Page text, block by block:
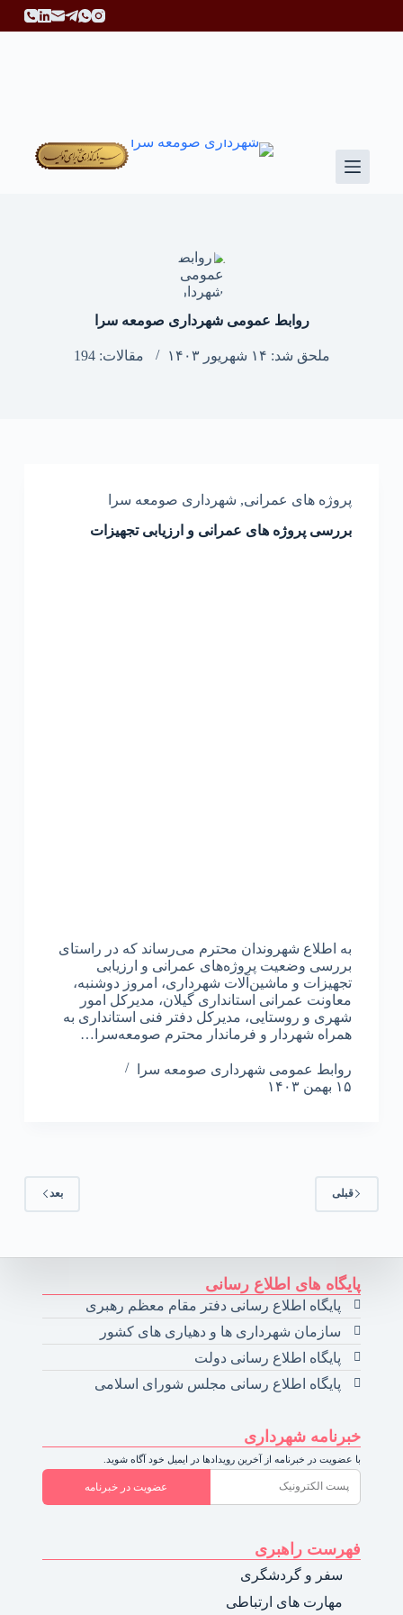
ر
روابط عمومی شهرداری صومعه سرا
ملحق شد: ۱۴ شهریور ۱۴۰۳ مقالات: 194
پروژه های عمرانی, شهرداری صومعه سرا
بررسی پروژه های عمرانی و ارزیابی تجهیزات
به اطلاع شهروندان محترم می‌رساند که در راستای
بررسی وضعیت پروژه‌های عمرانی و ارزیابی
تجهیزات و ماشین‌آلات شهرداری، امروز دوشنبه،
معاونت عمرانی استانداری گیلان، مدیرکل امور
شهری و روستایی، مدیرکل دفتر فنی استانداری به
همراه شهردار و فرماندار محترم صومعه‌سرا…
روابط عمومی شهرداری صومعه سرا
۱۵ بهمن ۱۴۰۳
قبلی بعد
پایگاه های اطلاع رسانی
پایگاه اطلاع رسانی دفتر مقام معظم رهبری
سازمان شهرداری ها و دهیاری های کشور
پایگاه اطلاع رسانی دولت
پایگاه اطلاع رسانی مجلس شورای اسلامی
خبرنامه شهرداری
با عضویت در خبرنامه از آخرین رویدادها در ایمیل خود آگاه شوید.
عضویت در خبرنامه
فهرست راهبری
سفر و گردشگری
مهارت های ارتباطی